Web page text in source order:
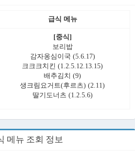
급식 메뉴
[중식]
보리밥
감자옹심이국 (5.6.17)
크크크치킨 (1.2.5.12.13.15)
배추김치 (9)
생크림요거트(후르츠) (2.11)
딸기도너츠 (1.2.5.6)
메뉴 조회 정보